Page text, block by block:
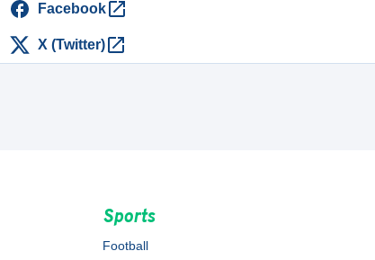
Facebook
X (Twitter)
Sports
Football